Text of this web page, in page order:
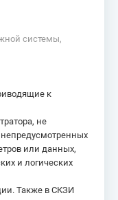
системы,
к
не
или данных,
и логических
Также в СКЗИ